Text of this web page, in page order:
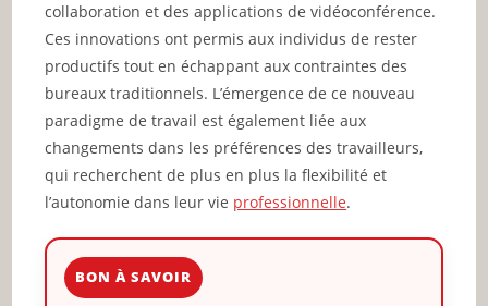
collaboration et des applications de vidéoconférence.
Ces innovations ont permis aux individus de rester
productifs tout en échappant aux contraintes des
bureaux traditionnels. L’émergence de ce nouveau
paradigme de travail est également liée aux
changements dans les préférences des travailleurs,
qui recherchent de plus en plus la flexibilité et
l’autonomie dans leur vie professionnelle.
BON À SAVOIR